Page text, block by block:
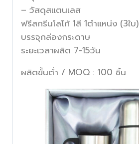
– วัสดุสแตนเลส
ฟรีสกรีนโลโก้ 1สี 1ตำแหน่ง (3ใบ)
บรรจุกล่องกระดาษ
ระยะเวลาผลิต 7-15วัน
ผลิตขั้นต่ำ / MOQ : 100 ชิ้น